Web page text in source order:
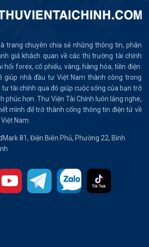
trang chuyên chia sẻ những thông tin, phân
giá khách quan về các thị trường tài chính
hối forex, cổ phiếu, vàng, hàng hóa, tiền điện.
giúp nhà đầu tư Việt Nam thành công trong
tư tài chính qua đó giúp cuộc sống của bạn trở
phúc hơn. Thư Viện Tài Chính luôn lắng nghe,
mình để trở thành cổng thông tin điện tử về
Nam.
81, Điện Biên Phủ, Phường 22, Bình